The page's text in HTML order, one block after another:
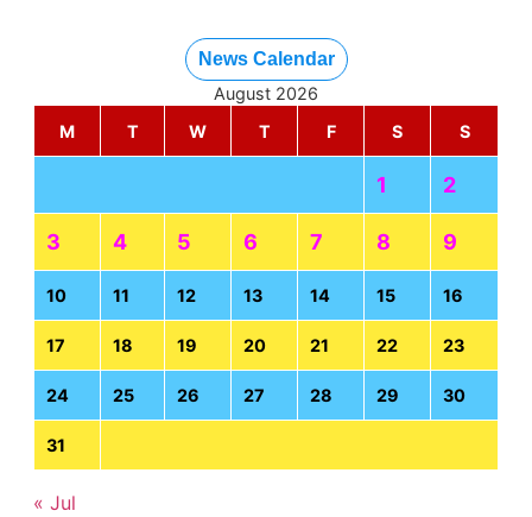
News Calendar
August 2026
M
T W T F S S
1 2
3 4 5 6 7 8 9
10 11 12 13 14 15 16
17 18 19 20 21 22 23
24 25 26 27 28 29 30
31
« Jul